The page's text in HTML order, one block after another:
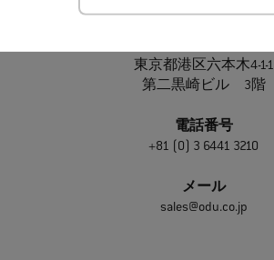
東京都港区六本木4-1-1
第二黒崎ビル 3階
電話番号
+81 (0) 3 6441 3210
メール
sales@odu.co.jp